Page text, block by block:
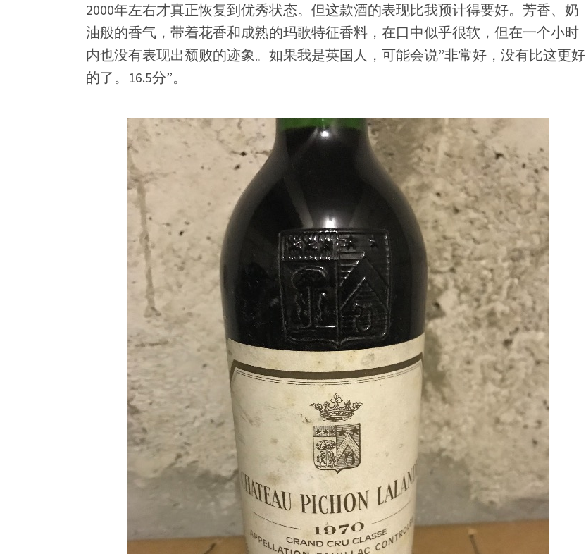
2000年左右才真正恢复到优秀状态。但这款酒的表现比我预计得要好。芳香、奶
油般的香气，带着花香和成熟的玛歌特征香料，在口中似乎很软，但在一个小时
内也没有表现出颓败的迹象。如果我是英国人，可能会说”非常好，没有比这更好
的了。16.5分”。